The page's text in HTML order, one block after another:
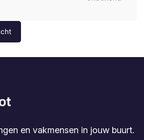
en vakmensen in jouw buurt.